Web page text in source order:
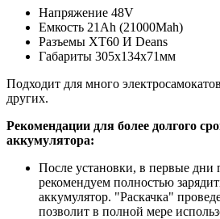
Напряжение 48V
Емкость 21Ah (21000Mah)
Разъемы XT60 И Deans
Габариты 305x134x71мм
Подходит для много
других.
Рекомендации для более долгого
аккумулятора:
После установки, в первые дни
рекомендуем полностью
аккумулятор. "Раскачка"
позволит в полной мере